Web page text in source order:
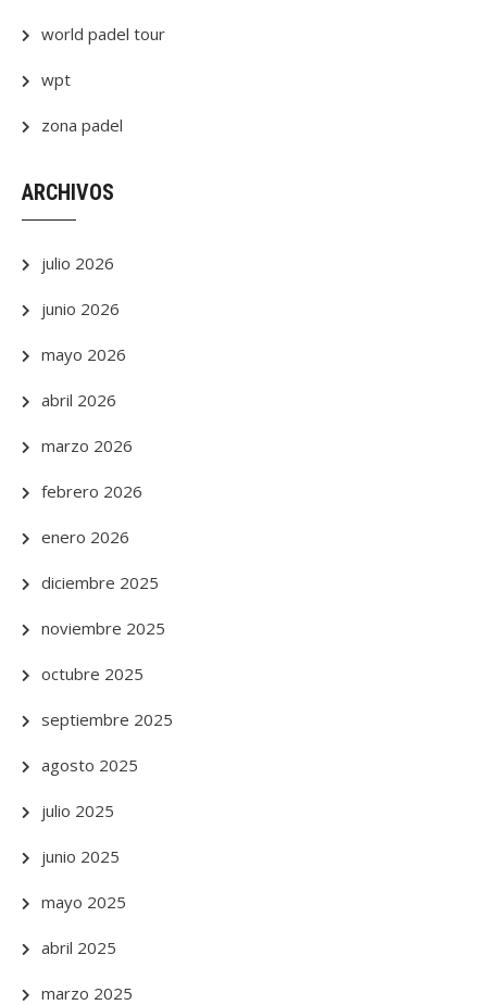
world padel tour
wpt
zona padel
ARCHIVOS
julio 2026
junio 2026
mayo 2026
abril 2026
marzo 2026
febrero 2026
enero 2026
diciembre 2025
noviembre 2025
octubre 2025
septiembre 2025
agosto 2025
julio 2025
junio 2025
mayo 2025
abril 2025
marzo 2025